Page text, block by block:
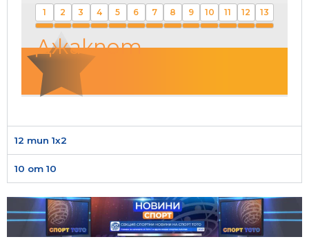
1 2 3 4 5 6 7 8 9 10 11 12 13
Джакпот
12 тип 1х2
10 от 10